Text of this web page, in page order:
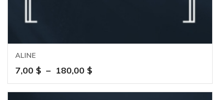
ALINE
7,00 $ – 180,00 $Plage
de
prix :